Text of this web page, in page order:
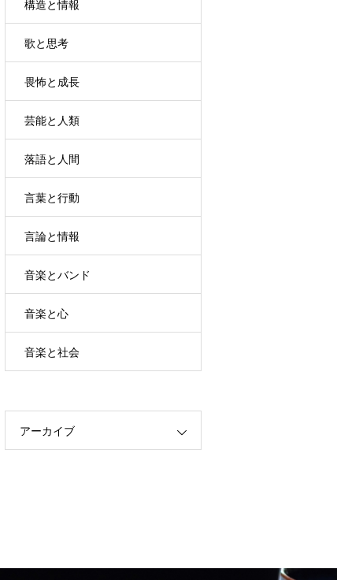
構造と情報
歌と思考
畏怖と成長
芸能と人類
落語と人間
言葉と行動
言論と情報
音楽とバンド
音楽と心
音楽と社会
アーカイブ